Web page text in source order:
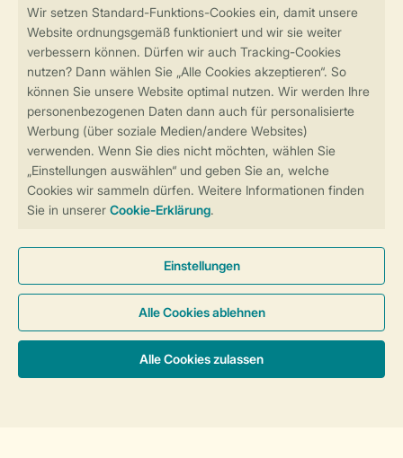
Sicherstellung Deiner Privatsphäre
Sicher und schnell zur Online-Buchung
Sichere Datenübertragung
Sicheres Bezahlen
Cookies und Banner
Barrierefreiheit
© 2026 Landal GreenParks GmbH